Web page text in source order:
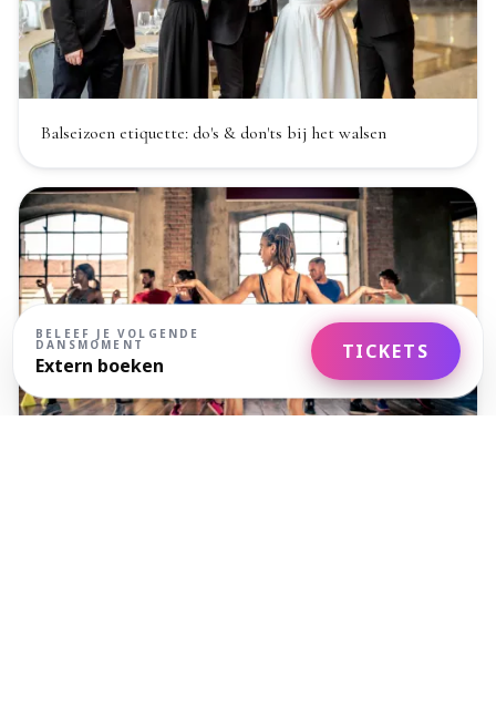
Balseizoen etiquette: do's & don'ts bij het walsen
BELEEF JE VOLGENDE
DANSMOMENT
Extern boeken
TICKETS